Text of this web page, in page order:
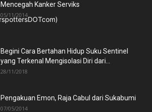
Mencegah Kanker Serviks
05/11/2014
Begini Cara Bertahan Hidup Suku Sentinel
yang Terkenal Mengisolasi Diri dari...
28/11/2018
Pengakuan Emon, Raja Cabul dari Sukabumi
07/05/2014